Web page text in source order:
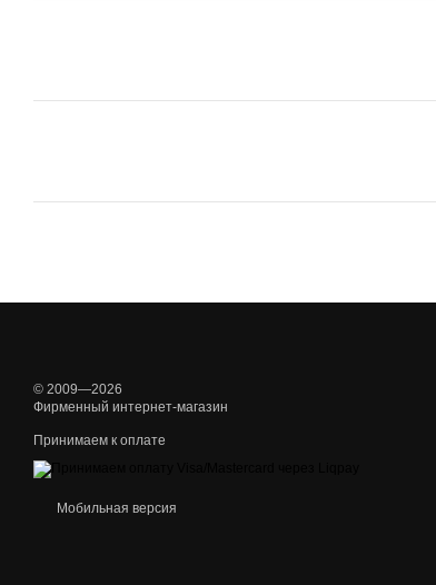
© 2009—2026
Фирменный интернет-магазин
Принимаем к оплате
Мобильная версия